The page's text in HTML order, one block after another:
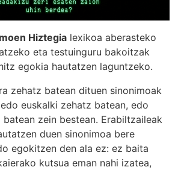
Hiztegia lexikoa aberasteko
eta testuinguru bakoitzak
egokia hautatzen laguntzeko.
zehatz batean dituen sinonimoak
euskalki zehatz batean, edo
zein bestean. Erabiltzaileak
duen sinonimoa bere
egokitzen den ala ez: ez baita
kutsua eman nahi izatea,